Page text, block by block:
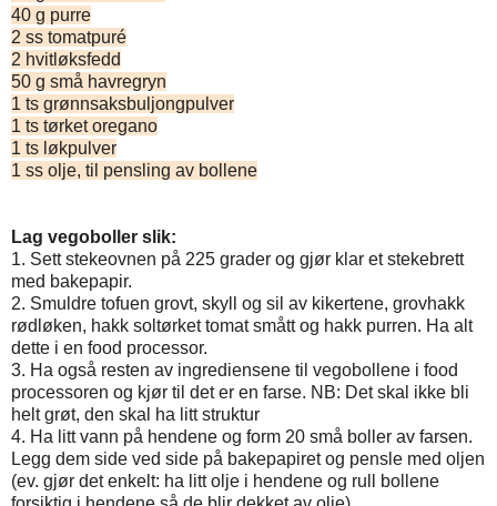
40 g purre
2 ss tomatpuré
2 hvitløksfedd
50 g små havregryn
1 ts grønnsaksbuljongpulver
1 ts tørket oregano
1 ts løkpulver
1 ss olje, til pensling av bollene
Lag vegoboller slik:
1. Sett stekeovnen på 225 grader og gjør klar et stekebrett
med bakepapir.
2. Smuldre tofuen grovt, skyll og sil av kikertene, grovhakk
rødløken, hakk soltørket tomat smått og hakk purren. Ha alt
dette i en food processor.
3. Ha også resten av ingrediensene til vegobollene i food
processoren og kjør til det er en farse. NB: Det skal ikke bli
helt grøt, den skal ha litt struktur
4. Ha litt vann på hendene og form 20 små boller av farsen.
Legg dem side ved side på bakepapiret og pensle med oljen
(ev. gjør det enkelt: ha litt olje i hendene og rull bollene